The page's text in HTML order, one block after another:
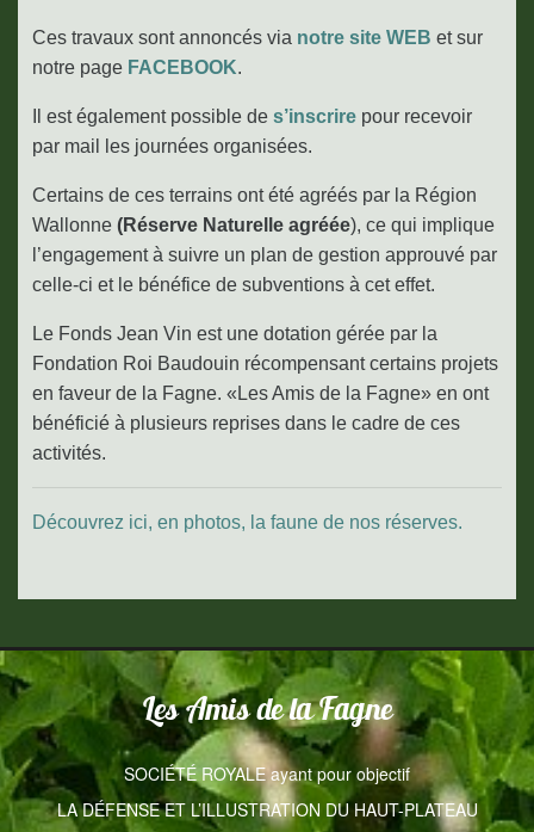
Ces travaux sont annoncés via notre site WEB et sur
notre page FACEBOOK.
Il est également possible de s’inscrire pour recevoir
par mail les journées organisées.
Certains de ces terrains ont été agréés par la Région
Wallonne (Réserve Naturelle agréée), ce qui implique
l’engagement à suivre un plan de gestion approuvé par
celle-ci et le bénéfice de subventions à cet effet.
Le Fonds Jean Vin est une dotation gérée par la
Fondation Roi Baudouin récompensant certains projets
en faveur de la Fagne. «Les Amis de la Fagne» en ont
bénéficié à plusieurs reprises dans le cadre de ces
activités.
Découvrez ici, en photos, la faune de nos réserves.
Les Amis de la Fagne
SOCIÉTÉ ROYALE ayant pour objectif
LA DÉFENSE ET L’ILLUSTRATION DU HAUT-PLATEAU